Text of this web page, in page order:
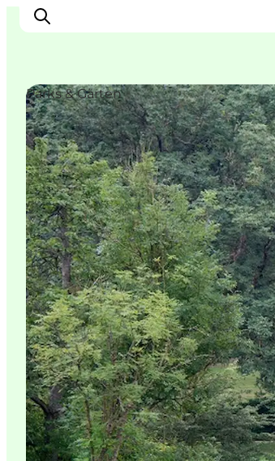
Erleben
Städte und Orte
Events
Essen
Unterkunft
Reise planen
Parks & Gärten